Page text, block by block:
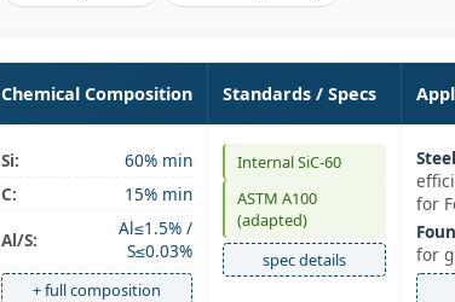
Chemical Composition Standards / Specs
Si:
60% min
C:
15% min
Al/S:
Al≤1.5% /
S≤0.03%
+ full composition
Internal SiC‑60
ASTM A100
(adapted)
spec details
for
for